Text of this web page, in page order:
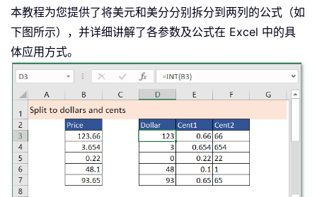
本教程为您提供了将美元和美分分别拆分到两列的公式（如
下图所示），并详细讲解了各参数及公式在 Excel 中的具
体应用方式。